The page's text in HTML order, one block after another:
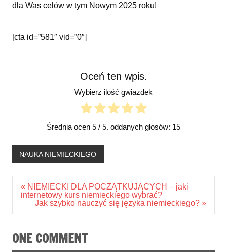
dla Was celów w tym Nowym 2025 roku!
[cta id=”581″ vid=”0″]
Oceń ten wpis.
Wybierz ilość gwiazdek
Średnia ocen 5 / 5. oddanych głosów: 15
NAUKA NIEMIECKIEGO
Nawigacja
wpisu
« NIEMIECKI DLA POCZĄTKUJĄCYCH – jaki
internetowy kurs niemieckiego wybrać?
Jak szybko nauczyć się języka niemieckiego? »
ONE COMMENT